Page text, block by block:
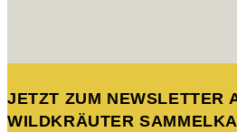
JETZT ZUM NEWSLETTER
WILDKRÄUTER